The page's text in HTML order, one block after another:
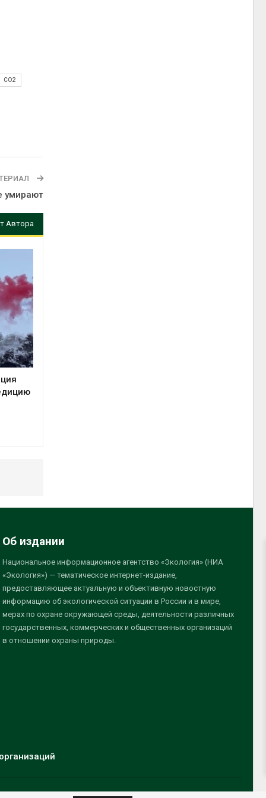
СО2
умирают
Автора
Об издании
Национальное информационное агентство «Экология» (НИА
«Экология») — тематическое интернет-издание,
предоставляющее актуальную и объективную новостную
информацию об экологической ситуации в России и в мире,
мерах по охране окружающей среды, деятельности различных
государственных, коммерческих и общественных организаций
в отношении охраны природы.